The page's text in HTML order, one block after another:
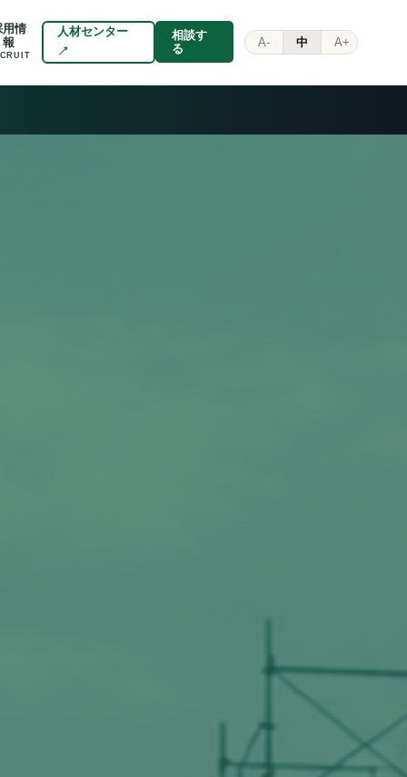
用情
報
人材センター
↗
相談す
る
A- 中 A+